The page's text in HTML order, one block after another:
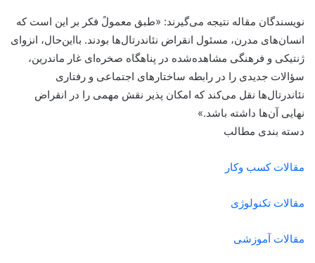
نویسندگان مقاله نتیجه می‌گیرند: «طبق معمولً فکر بر این است که
انسان‌های مدرن، مسئول انقراض نئاندرتال‌ها بودند. بااین‌حال، انزوای
ژنتیکی و فرهنگی مشاهده‌شده در پناهگاه صخره‌ای غار ماندرین،
سؤالات جدیدی را در رابطه ساختارهای اجتماعی و رفتاری
نئاندرتال‌ها نقل می‌کند که امکان پذیر نقش مهمی را در انقراض
نهایی آن‌ها داشته باشد.»
دسته بندی مطالب
مقالات کسب وکار
مقالات تکنولوژی
مقالات آموزشی